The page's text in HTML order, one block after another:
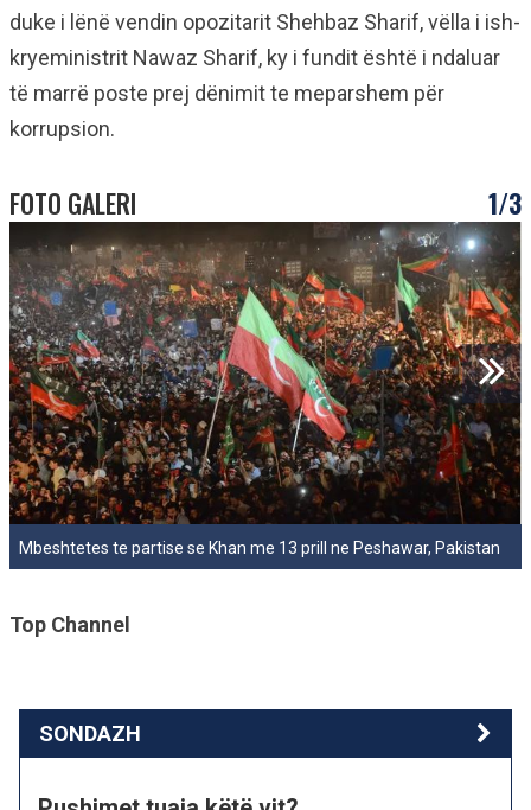
duke i lënë vendin opozitarit Shehbaz Sharif, vëlla i ish-
kryeministrit Nawaz Sharif, ky i fundit është i ndaluar
të marrë poste prej dënimit te meparshem për
korrupsion.
FOTO GALERI 1/3
Mbeshtetes te partise se Khan me 13 prill ne Peshawar, Pakistan
Top Channel
SONDAZH